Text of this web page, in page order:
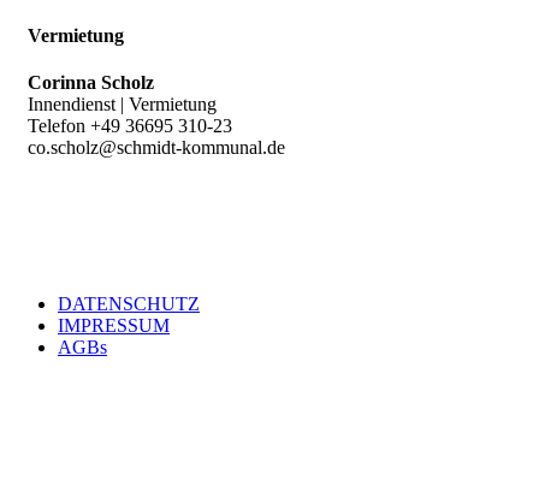
Vermietung
Corinna Scholz
Innendienst | Vermietung
Telefon +49 36695 310-23
co.scholz@schmidt-kommunal.de
Footer
DATENSCHUTZ
IMPRESSUM
AGBs